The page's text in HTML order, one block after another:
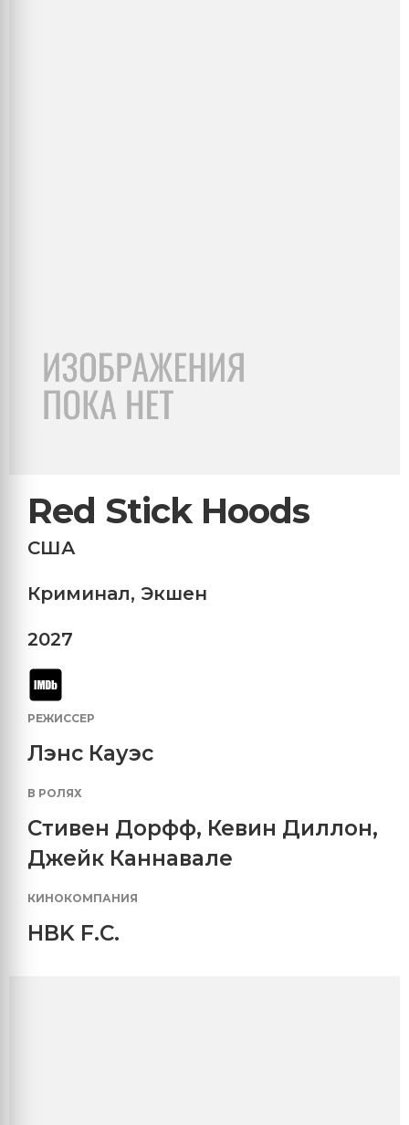
Red Stick Hoods
США
Криминал, Экшен
2027
РЕЖИССЕР
Лэнс Кауэс
В РОЛЯХ
Стивен Дорфф, Кевин Диллон,
Джейк Каннавале
КИНОКОМПАНИЯ
HBK F.C.